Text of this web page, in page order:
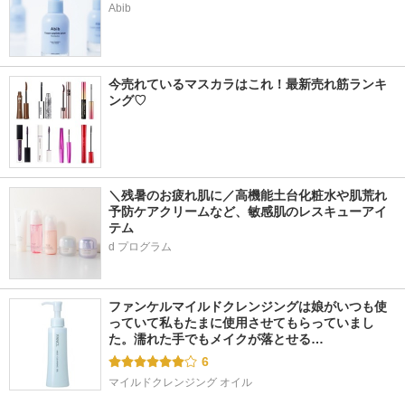
Abib
今売れているマスカラはこれ！最新売れ筋ランキ
ング♡
＼残暑のお疲れ肌に／高機能土台化粧水や肌荒れ
予防ケアクリームなど、敏感肌のレスキューアイ
テム
d プログラム
ファンケルマイルドクレンジングは娘がいつも使
っていて私もたまに使用させてもらっていまし
た。濡れた手でもメイクが落とせる…
6
マイルドクレンジング オイル